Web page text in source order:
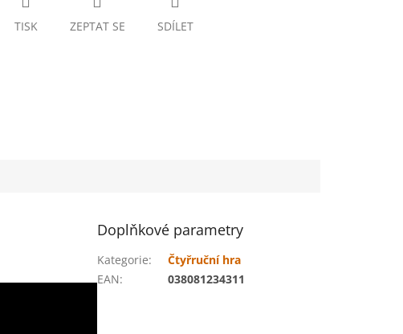
TISK ZEPTAT SE SDÍLET
Doplňkové parametry
Kategorie:
Čtyřruční hra
EAN: 038081234311